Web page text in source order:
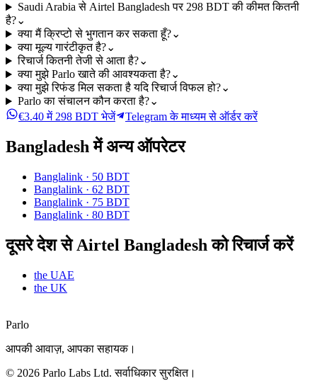
Saudi Arabia से Airtel Bangladesh पर 298 BDT की कीमत कितनी
है?⌄
क्या मैं क्रिप्टो से भुगतान कर सकता हूँ?⌄
क्या मूल्य गारंटीकृत है?⌄
रिचार्ज कितनी तेजी से आता है?⌄
क्या मुझे Parlo खाते की आवश्यकता है?⌄
क्या मुझे रिफंड मिल सकता है यदि रिचार्ज विफल हो?⌄
Parlo का संचालन कौन करता है?⌄
€3.40 में 298 BDT भेजें
Telegram के माध्यम से ऑर्डर करें
Bangladesh में अन्य ऑपरेटर
Banglalink · 50 BDT
Banglalink · 62 BDT
Banglalink · 75 BDT
Banglalink · 80 BDT
दूसरे देश से Airtel Bangladesh को रिचार्ज करें
the UAE
the UK
Parlo
आपकी आवाज़, आपका सहायक।
© 2026 Parlo Labs Ltd.सर्वाधिकार सुरक्षित।